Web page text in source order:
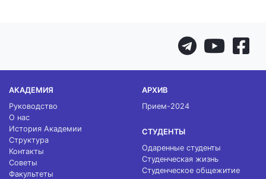
АКАДЕМИЯ
Руководство
О нас
История Академии
Структура
Контакты
Советы
Факультеты
АРХИВ
Прием-2024
СТУДЕНТЫ
Одаренные студенты
Студенческая жизнь
Студенческое общежитие